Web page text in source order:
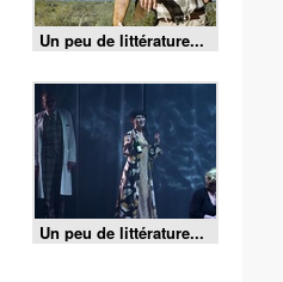
Un peu de littérature...
- Edward Abbey,
naturellement
subversif !
Un peu de littérature...
- Berlin